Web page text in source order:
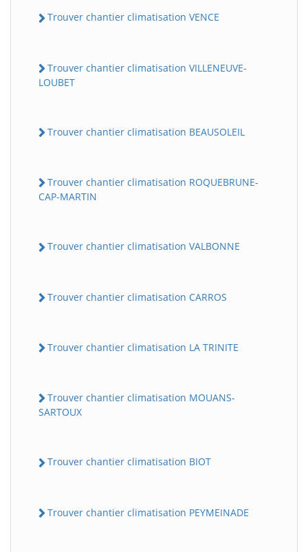
Trouver chantier climatisation VENCE
Trouver chantier climatisation VILLENEUVE-
LOUBET
Trouver chantier climatisation BEAUSOLEIL
Trouver chantier climatisation ROQUEBRUNE-
CAP-MARTIN
Trouver chantier climatisation VALBONNE
Trouver chantier climatisation CARROS
Trouver chantier climatisation LA TRINITE
Trouver chantier climatisation MOUANS-
SARTOUX
Trouver chantier climatisation BIOT
Trouver chantier climatisation PEYMEINADE